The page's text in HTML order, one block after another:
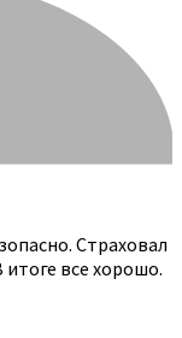
Страховал
все хорошо.